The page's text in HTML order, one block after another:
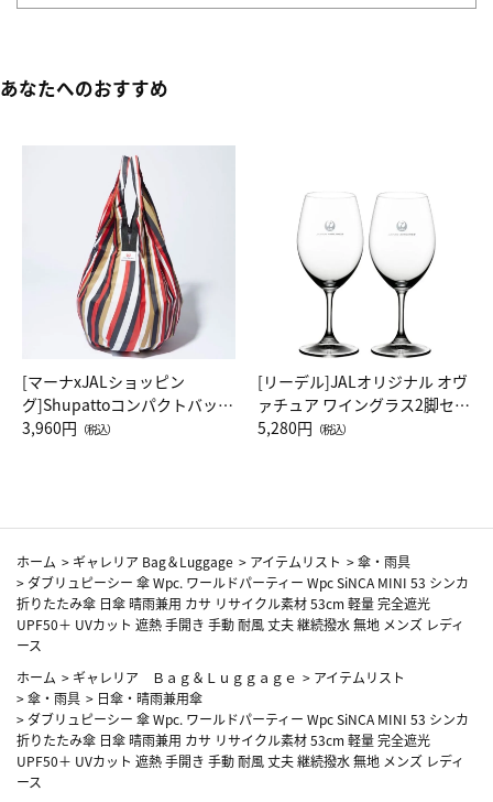
あなたへのおすすめ
[マーナxJALショッピン
グ]Shupattoコンパクトバッグ
Drop JAL客室乗務員（LC）ス
3,960円 （税込）
[リーデル]JALオリジナル オヴ
ァチュア ワイングラス2脚セッ
ト（レッドワイン）
5,280円 （税込）
ホーム > ギャレリア Bag＆Luggage > アイテムリスト >傘・雨具
> ダブリュピーシー 傘 Wpc. ワールドパーティー Wpc SiNCA MINI 53 シンカ
折りたたみ傘 日傘 晴雨兼用 カサ リサイクル素材 53cm 軽量 完全遮光
UPF50＋ UVカット 遮熱 手開き 手動 耐風 丈夫 継続撥水 無地 メンズ レディ
ース
ホーム > ギャレリア Ｂａｇ＆Ｌｕｇｇａｇｅ > アイテムリスト
>傘・雨具 > 日傘・晴雨兼用傘
> ダブリュピーシー 傘 Wpc. ワールドパーティー Wpc SiNCA MINI 53 シンカ
折りたたみ傘 日傘 晴雨兼用 カサ リサイクル素材 53cm 軽量 完全遮光
UPF50＋ UVカット 遮熱 手開き 手動 耐風 丈夫 継続撥水 無地 メンズ レディ
ース